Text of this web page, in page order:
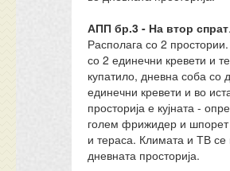
АПП бр.3 - На втор спрат.
Располага со 2
со 2 единечни кревети и
купатило, дневна соба со
единечни кревети и во
просторија е кујната -
голем фрижидер и
и тераса. Климата и ТВ се
дневната просторија.